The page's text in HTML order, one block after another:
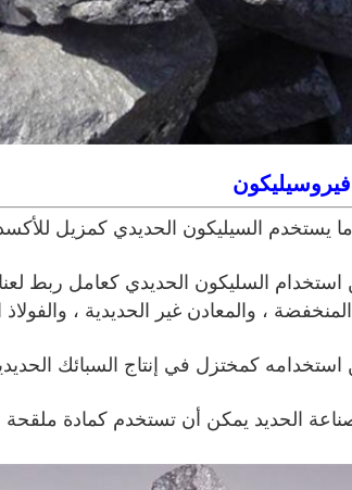
استخدام السليكون الحديدي كعامل ربط
، والمعادن غير الحديدية ،